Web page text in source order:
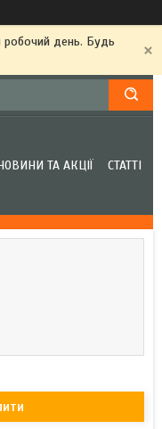
робочий день. Будь
ТА АКЦІЇ СТАТТІ